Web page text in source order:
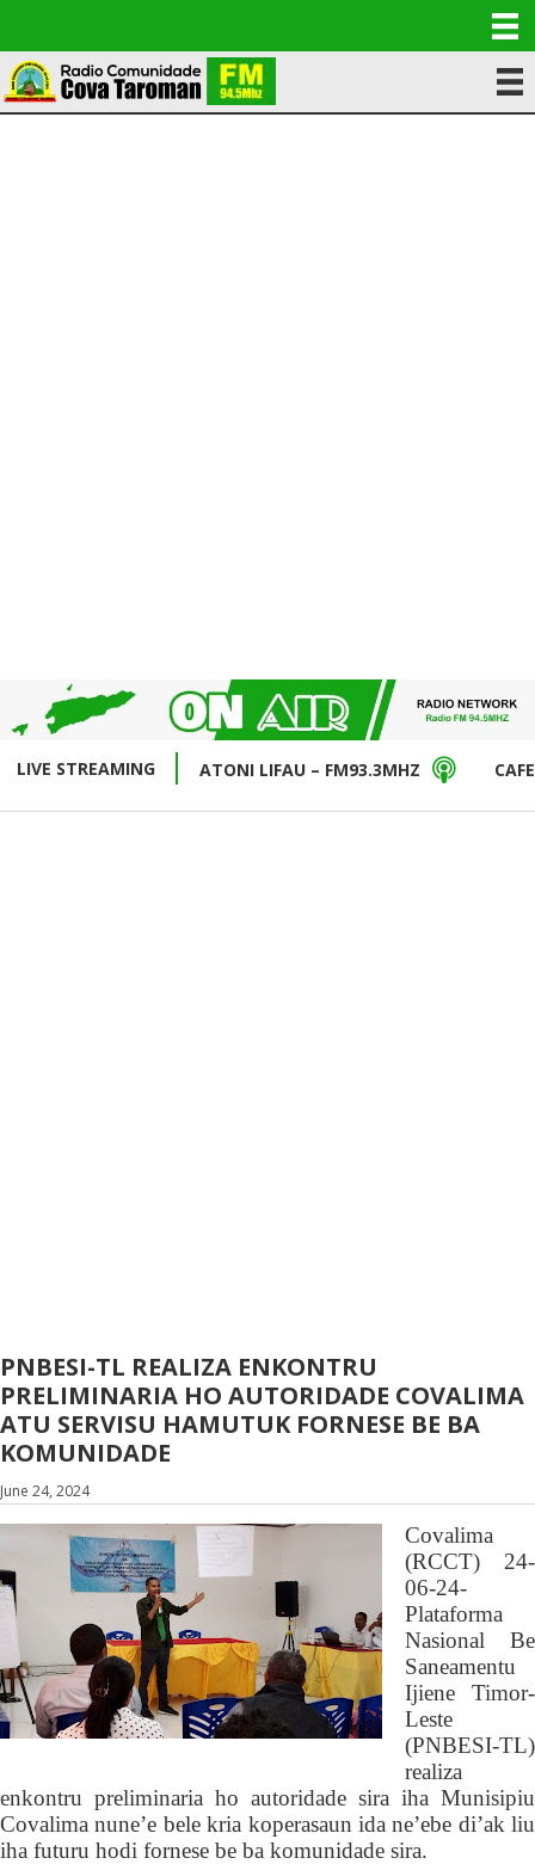
LIVE STREAMING ATONI LIFAU – FM93.3MHZ
PNBESI-TL REALIZA ENKONTRU
PRELIMINARIA HO AUTORIDADE COVALIMA
ATU SERVISU HAMUTUK FORNESE BE BA
KOMUNIDADE
June 24, 2024
Covalima
(RCCT) 24-
06-24-
Plataforma
Nasional Be
Saneamentu
Ijiene Timor-
Leste
(PNBESI-TL)
realiza
enkontru preliminaria ho autoridade sira iha Munisipiu
Covalimanune’e bele kria koperasaun ida ne’ebe di’ak liu
iha futuru hodi fornese be ba komunidade sira.